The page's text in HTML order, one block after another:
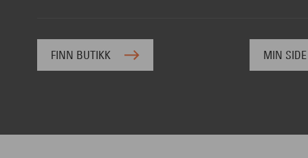
FINN BUTIKK MIN SIDE